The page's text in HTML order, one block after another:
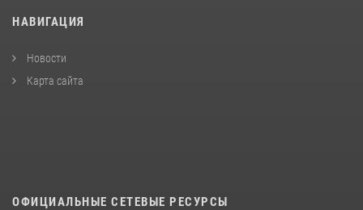
НАВИГАЦИЯ
Новости
Карта сайта
ОФИЦИАЛЬНЫЕ СЕТЕВЫЕ РЕСУРСЫ